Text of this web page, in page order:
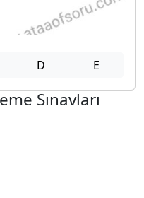
D E
Sınavları